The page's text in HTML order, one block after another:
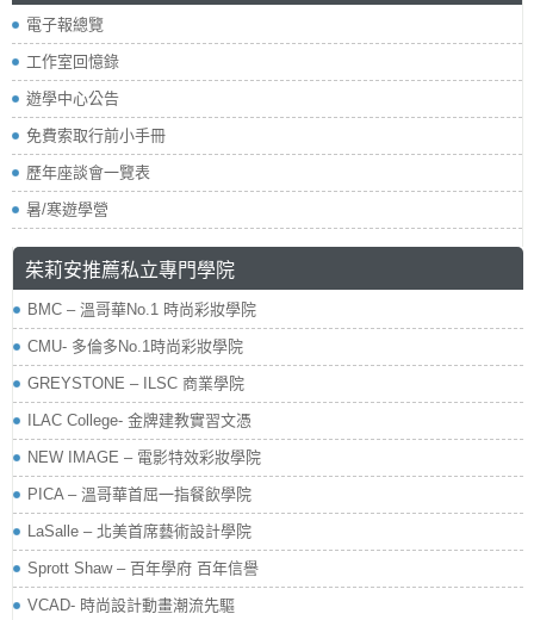
電子報總覽
工作室回憶錄
遊學中心公告
免費索取行前小手冊
歷年座談會一覽表
暑/寒遊學營
茱莉安推薦私立專門學院
BMC – 溫哥華No.1 時尚彩妝學院
CMU- 多倫多No.1時尚彩妝學院
GREYSTONE – ILSC 商業學院
ILAC College- 金牌建教實習文憑
NEW IMAGE – 電影特效彩妝學院
PICA – 溫哥華首屈一指餐飲學院
LaSalle – 北美首席藝術設計學院
Sprott Shaw – 百年學府 百年信譽
VCAD- 時尚設計動畫潮流先驅